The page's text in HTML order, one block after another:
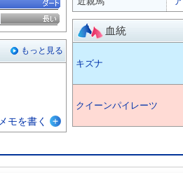
もっと見る
メモを書く
血統
キズナ
クイーンパイレーツ